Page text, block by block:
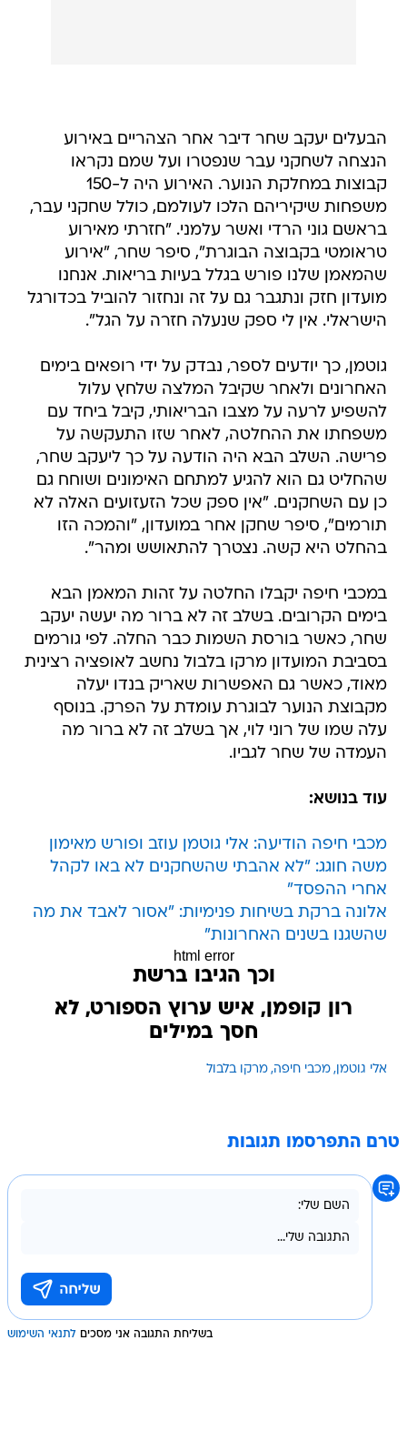
הבעלים יעקב שחר דיבר אחר הצהריים באירוע
הנצחה לשחקני עבר שנפטרו ועל שמם נקראו
קבוצות במחלקת הנוער. האירוע היה ל-150
משפחות שיקיריהם הלכו לעולמם, כולל שחקני עבר,
בראשם גוני הרדי ואשר עלמני. "חזרתי מאירוע
טראומטי בקבוצה הבוגרת", סיפר שחר, "אירוע
שהמאמן שלנו פורש בגלל בעיות בריאות. אנחנו
מועדון חזק ונתגבר גם על זה ונחזור להוביל בכדורגל
הישראלי. אין לי ספק שנעלה חזרה על הגל".
גוטמן, כך יודעים לספר, נבדק על ידי רופאים בימים
האחרונים ולאחר שקיבל המלצה שלחץ עלול
להשפיע לרעה על מצבו הבריאותי, קיבל ביחד עם
משפחתו את ההחלטה, לאחר שזו התעקשה על
פרישה. השלב הבא היה הודעה על כך ליעקב שחר,
שהחליט גם הוא להגיע למתחם האימונים ושוחח גם
כן עם השחקנים. "אין ספק שכל הזעזועים האלה לא
תורמים", סיפר שחקן אחר במועדון, "והמכה הזו
בהחלט היא קשה. נצטרך להתאושש ומהר".
במכבי חיפה יקבלו החלטה על זהות המאמן הבא
בימים הקרובים. בשלב זה לא ברור מה יעשה יעקב
שחר, כאשר בורסת השמות כבר החלה. לפי גורמים
בסביבת המועדון מרקו בלבול נחשב לאופציה רצינית
מאוד, כאשר גם האפשרות שאריק בנדו יעלה
מקבוצת הנוער לבוגרת עומדת על הפרק. בנוסף
עלה שמו של רוני לוי, אך בשלב זה לא ברור מה
העמדה של שחר לגביו.
עוד בנושא:
מכבי חיפה הודיעה: אלי גוטמן עוזב ופורש מאימון
משה חוגג: "לא אהבתי שהשחקנים לא באו לקהל
אחרי ההפסד"
אלונה ברקת בשיחות פנימיות: "אסור לאבד את מה
שהשגנו בשנים האחרונות"
html error
וכך הגיבו ברשת
רון קופמן, איש ערוץ הספורט, לא
חסך במילים
אלי גוטמן מכבי חיפה מרקו בלבול
טרם התפרסמו תגובות
בשליחת התגובה אני מסכים לתנאי השימוש